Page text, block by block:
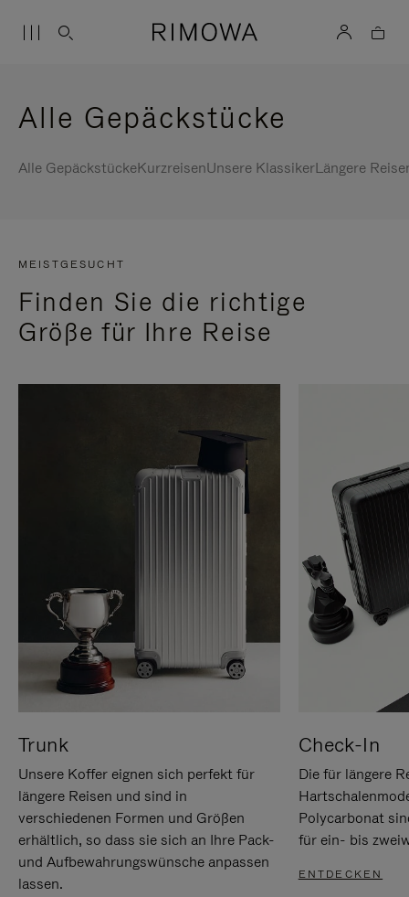
Alle Gepäckstücke
Alle GepäckstückeKurzreisenUnsere KlassikerLängere
MEISTGESUCHT
Finden Sie die richtige
Größe für Ihre Reise
Trunk
Unsere Koffer eignen sich perfekt für
längere Reisen und sind in
verschiedenen Formen und Größen
erhältlich, so dass sie sich an Ihre Pack-
und Aufbewahrungswünsche anpassen
lassen.
Check-In
Die für längere
Polycarbonat
für ein- bis
ENTDECKEN